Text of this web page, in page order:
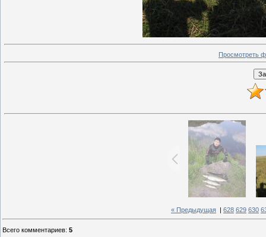
Просмотреть
« Предыдущая 628 629 630
Всего комментариев: 5